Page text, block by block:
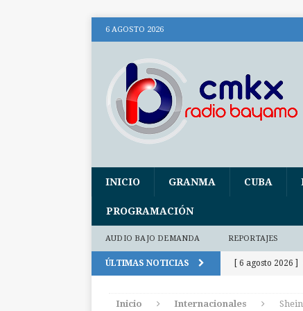
6 AGOSTO 2026
INICIO GRANMA CUBA
PROGRAMACIÓN
AUDIO BAJO DEMANDA REPORTAJES
ÚLTIMAS NOTICIAS [ 6 agosto 2026 ]
Inicio Internacionales